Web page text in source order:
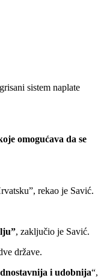
sistem naplate
omogućava da se
rekao je Savić.
, zaključio je Savić.
države.
i udobnija“,